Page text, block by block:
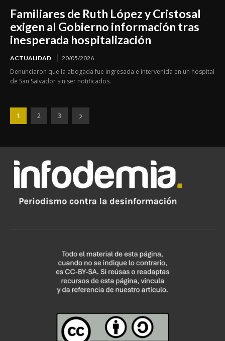
Familiares de Ruth López y Cristosal
exigen al Gobierno información tras
inesperada hospitalización
ACTUALIDAD 20/05/2026
Denunciaron que la abogada fue ingresada e intervenida en un hospital
de San Salvador sin ser notificados.
1 2 3